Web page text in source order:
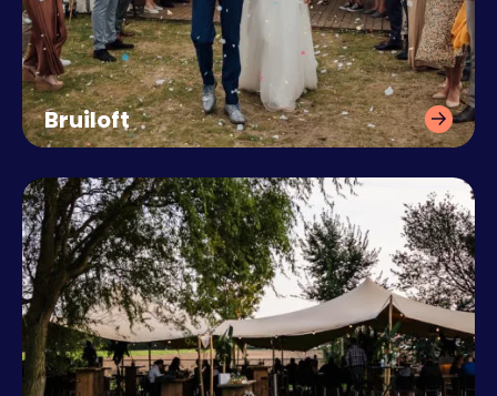
Bruiloft
Vier jullie trouwdag op elke